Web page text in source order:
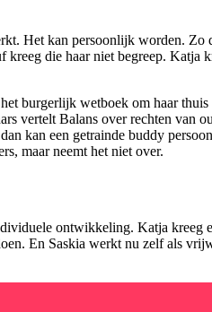
Het kan persoonlijk worden.
die haar niet begreep.
burgerlijk wetboek om haar
Balans over rechten van
kan een getrainde buddy
maar neemt het niet over.
ontwikkeling. Katja
En Saskia werkt nu zelf als